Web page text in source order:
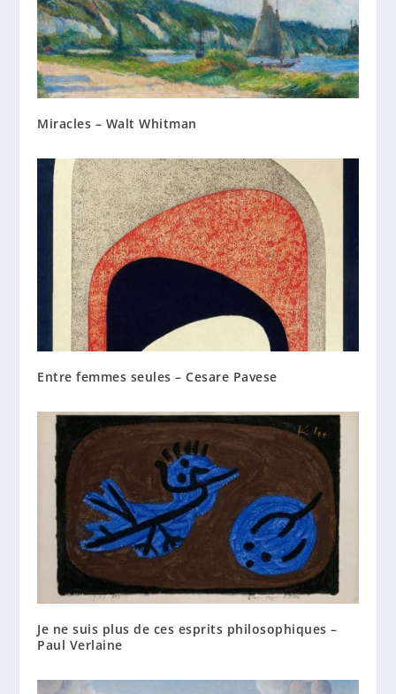
Miracles – Walt Whitman
Entre femmes seules – Cesare Pavese
Je ne suis plus de ces esprits philosophiques –
Paul Verlaine